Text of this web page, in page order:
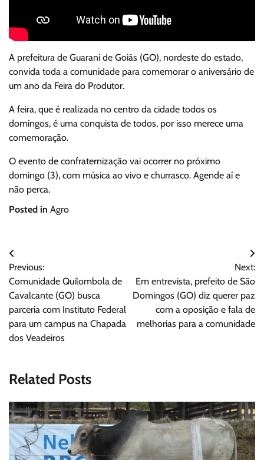
A prefeitura de Guarani de Goiás (GO), nordeste do estado,
convida toda a comunidade para comemorar o aniversário de
um ano da Feira do Produtor.
A feira, que é realizada no centro da cidade todos os
domingos, é uma conquista de todos, por isso merece uma
comemoração.
O evento de confraternização vai ocorrer no próximo
domingo (3), com música ao vivo e churrasco. Agende aí e
não perca.
Posted in Agro
Navegação
de
Post
Previous:
Comunidade Quilombola de
Cavalcante (GO) busca
parceria com Instituto Federal
para um campus na Chapada
dos Veadeiros
Next:
Em entrevista, prefeito de São
Domingos (GO) diz querer paz
com a oposição e fala de
melhorias para a comunidade
Related Posts